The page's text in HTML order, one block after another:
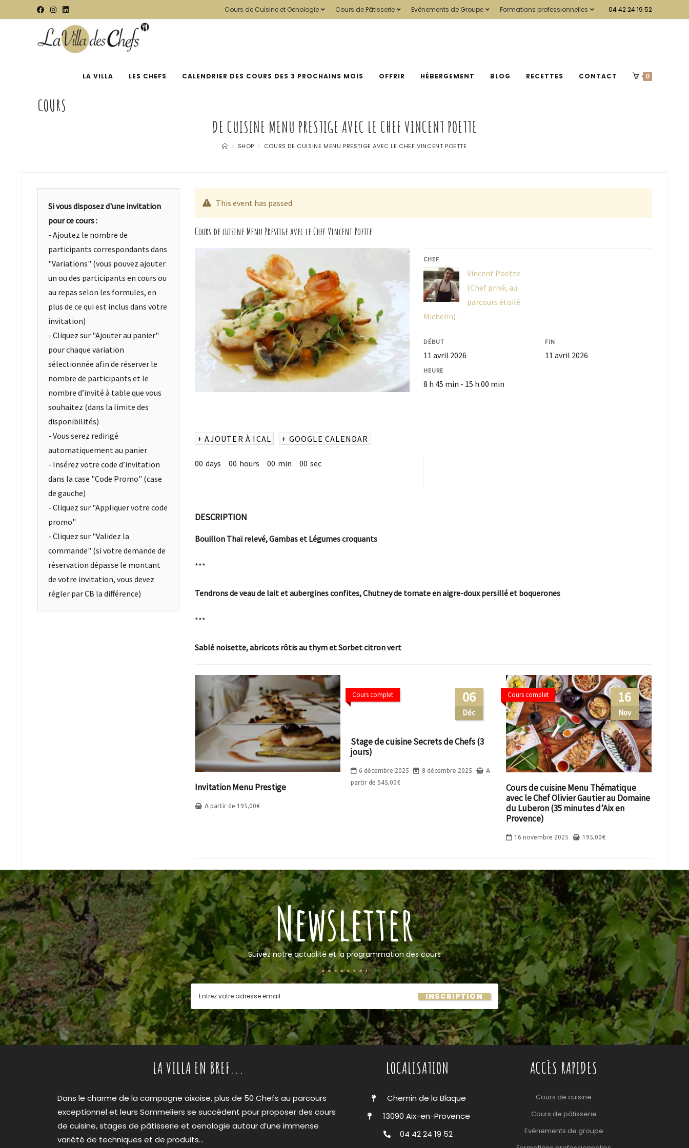
Cours de Cuisine et Oenologie Cours de Pâtisserie Evénements de Groupe Formations professionnelles 04 42 24 19 52
LA VILLA LES CHEFS CALENDRIER DES COURS DES 3 PROCHAINS MOIS OFFRIR HÉBERGEMENT BLOG RECETTES CONTACT 0
COURS
DE CUISINE MENU PRESTIGE AVEC LE CHEF VINCENT POETTE
> SHOP > COURS DE CUISINE MENU PRESTIGE AVEC LE CHEF VINCENT POETTE
This event has passed
Cours de cuisine Menu Prestige avec le Chef Vincent Poette
CHEF
Vincent Poëtte
(Chef privé, au
parcours étoilé
Michelin)
DÉBUT
11 avril 2026
FIN
11 avril 2026
HEURE
8 h 45 min - 15 h 00 min
+ AJOUTER À ICAL + GOOGLE CALENDAR
00 days 00 hours 00 min 00 sec
DESCRIPTION
Bouillon Thaï relevé, Gambas et Légumes croquants
***
Tendrons de veau de lait et aubergines confites, Chutney de tomate en aigre-doux persillé et boquerones
***
Sablé noisette, abricots rôtis au thym et Sorbet citron vert
Invitation Menu Prestige
A partir de 195,00€
06
Déc
Cours complet
Stage de cuisine Secrets de Chefs (3
jours)
6 décembre 2025 8 décembre 2025
A
partir de 545,00€
16
Nov
Cours complet
Cours de cuisine Menu Thématique
avec le Chef Olivier Gautier au Domaine
du Luberon (35 minutes d’Aix en
Provence)
16 novembre 2025 195,00€
Si vous disposez d'une invitation
pour ce cours :
- Ajoutez le nombre de
participants correspondants dans
"Variations" (vous pouvez ajouter
un ou des participants en cours ou
au repas selon les formules, en
plus de ce qui est inclus dans votre
invitation)
- Cliquez sur "Ajouter au panier"
pour chaque variation
sélectionnée afin de réserver le
nombre de participants et le
nombre d’invité à table que vous
souhaitez (dans la limite des
disponibilités)
- Vous serez redirigé
automatiquement au panier
- Insérez votre code d’invitation
dans la case "Code Promo" (case
de gauche)
- Cliquez sur "Appliquer votre code
promo"
- Cliquez sur "Validez la
commande" (si votre demande de
réservation dépasse le montant
de votre invitation, vous devez
régler par CB la différence)
Newsletter
Suivez notre actualité et la programmation des cours
INSCRIPTION
LA VILLA EN BREF...
Dans le charme de la campagne aixoise, plus de 50 Chefs au parcours
exceptionnel et leurs Sommeliers se succèdent pour proposer des cours
de cuisine, stages de pâtisserie et oenologie autour d’une immense
variété de techniques et de produits…
LOCALISATION
Chemin de la Blaque
13090 Aix-en-Provence
04 42 24 19 52
ACCÈS RAPIDES
Cours de cuisine
Cours de pâtisserie
Evénements de groupe